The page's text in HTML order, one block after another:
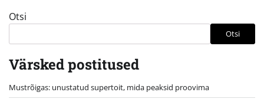
leheküljendus
Otsi
Otsi
Värsked postitused
Mustrõigas: unustatud supertoit, mida peaksid proovima